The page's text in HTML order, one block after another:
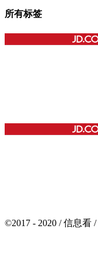
所有标签
©2017 - 2020 / 信息看 /